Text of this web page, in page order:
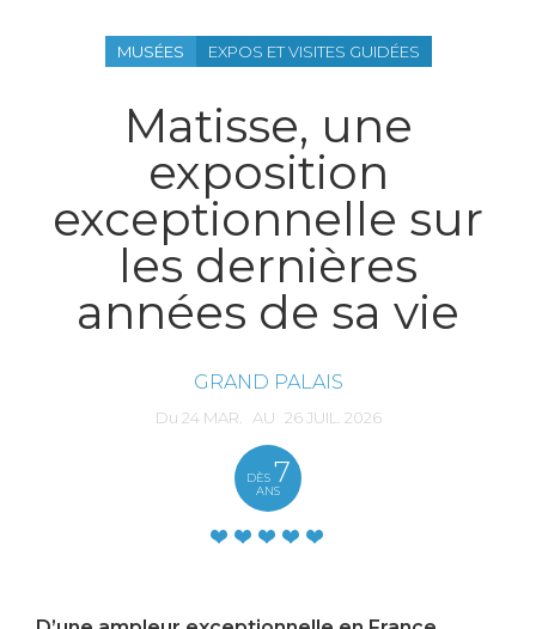
MUSÉES EXPOS ET VISITES GUIDÉES
Matisse, une
exposition
exceptionnelle sur
les dernières
années de sa vie
GRAND PALAIS
Du 24 MAR. AU 26 JUIL. 2026
DÈS 7
ANS